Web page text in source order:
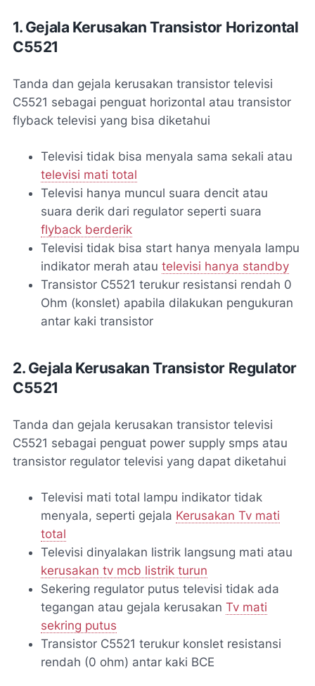
1. Gejala Kerusakan Transistor Horizontal
C5521
Tanda dan gejala kerusakan transistor televisi
C5521 sebagai penguat horizontal atau transistor
flyback televisi yang bisa diketahui
Televisi tidak bisa menyala sama sekali atau
televisi mati total
Televisi hanya muncul suara dencit atau
suara derik dari regulator seperti suara
flyback berderik
Televisi tidak bisa start hanya menyala lampu
indikator merah atau televisi hanya standby
Transistor C5521 terukur resistansi rendah 0
Ohm (konslet) apabila dilakukan pengukuran
antar kaki transistor
2. Gejala Kerusakan Transistor Regulator
C5521
Tanda dan gejala kerusakan transistor televisi
C5521 sebagai penguat power supply smps atau
transistor regulator televisi yang dapat diketahui
Televisi mati total lampu indikator tidak
menyala, seperti gejala Kerusakan Tv mati
total
Televisi dinyalakan listrik langsung mati atau
kerusakan tv mcb listrik turun
Sekering regulator putus televisi tidak ada
tegangan atau gejala kerusakan Tv mati
sekring putus
Transistor C5521 terukur konslet resistansi
rendah (0 ohm) antar kaki BCE